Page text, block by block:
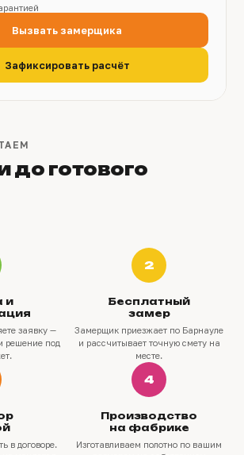
Вызвать замерщика
Зафиксировать расчёт
до готового
и
заявку —
решение под
2
Бесплатный
замер
Замерщик приезжает по Барнауле
и рассчитывает точную смету на
месте.
в договоре.
4
Производство
на фабрике
Изготавливаем полотно по вашим